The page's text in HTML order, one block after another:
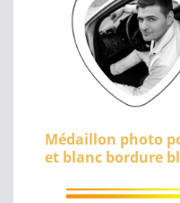
Médaillon photo
et blanc bordure